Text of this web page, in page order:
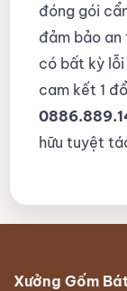
đóng gói
đảm bảo an
có bất kỳ lỗi
cam kết 1
hữu tuyệt
Xưởng Gốm